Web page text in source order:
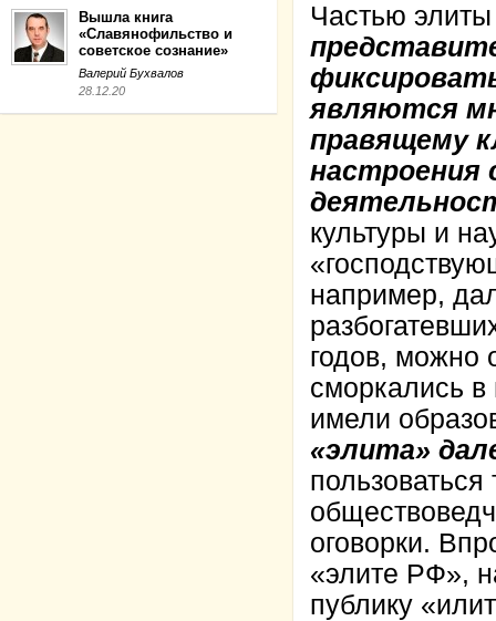
Вышла книга
«Славянофильство и
советское сознание»
Валерий Бухвалов
28.12.20
Частью
являются
правящему
настроения
культуры и
например,
годов, можно
сморкались в
имели
«элита»
оговорки.
«элите РФ»,
публику